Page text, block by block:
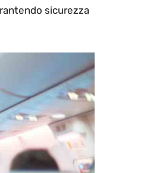
sicurezza